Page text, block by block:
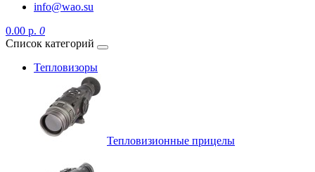
info@wao.su
0.00 р. 0
Список категорий
Тепловизоры
Тепловизионные прицелы